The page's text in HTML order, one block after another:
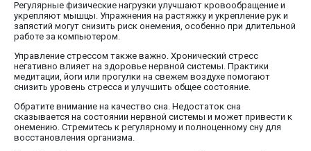
Регулярные физические нагрузки улучшают кровообращение и
укрепляют мышцы. Упражнения на растяжку и укрепление рук и
запястий могут снизить риск онемения, особенно при длительной
работе за компьютером.
Управление стрессом также важно. Хронический стресс
негативно влияет на здоровье нервной системы. Практики
медитации, йоги или прогулки на свежем воздухе помогают
снизить уровень стресса и улучшить общее состояние.
Обратите внимание на качество сна. Недостаток сна
сказывается на состоянии нервной системы и может привести к
онемению. Стремитесь к регулярному и полноценному сну для
восстановления организма.